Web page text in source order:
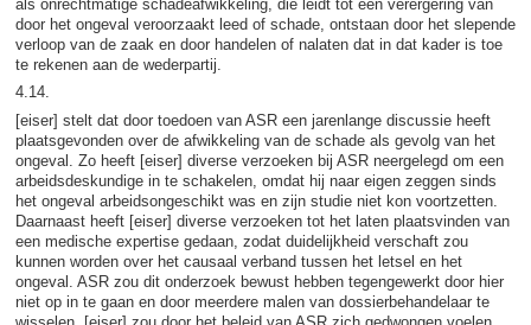
als onrechtmatige schadeafwikkeling, die leidt tot een verergering van
door het ongeval veroorzaakt leed of schade, ontstaan door het slepende
verloop van de zaak en door handelen of nalaten dat in dat kader is toe
te rekenen aan de wederpartij.
4.14.
[eiser] stelt dat door toedoen van ASR een jarenlange discussie heeft
plaatsgevonden over de afwikkeling van de schade als gevolg van het
ongeval. Zo heeft [eiser] diverse verzoeken bij ASR neergelegd om een
arbeidsdeskundige in te schakelen, omdat hij naar eigen zeggen sinds
het ongeval arbeidsongeschikt was en zijn studie niet kon voortzetten.
Daarnaast heeft [eiser] diverse verzoeken tot het laten plaatsvinden van
een medische expertise gedaan, zodat duidelijkheid verschaft zou
kunnen worden over het causaal verband tussen het letsel en het
ongeval. ASR zou dit onderzoek bewust hebben tegengewerkt door hier
niet op in te gaan en door meerdere malen van dossierbehandelaar te